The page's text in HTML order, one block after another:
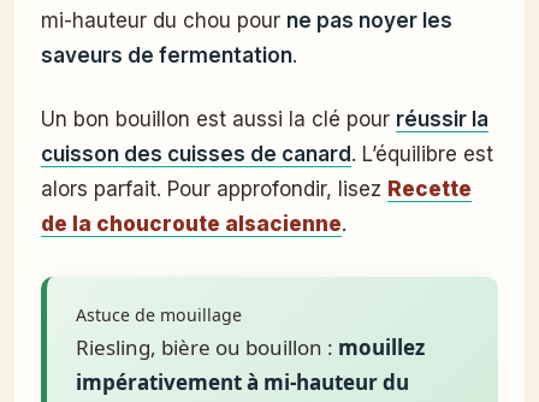
mi-hauteur du chou pour ne pas noyer les
saveurs de fermentation.
Un bon bouillon est aussi la clé pour réussir la
cuisson des cuisses de canard . L’équilibre est
alors parfait. Pour approfondir, lisez Recette
de la choucroute alsacienne.
Astuce de mouillage
Riesling, bière ou bouillon : mouillez
impérativement à mi-hauteur du